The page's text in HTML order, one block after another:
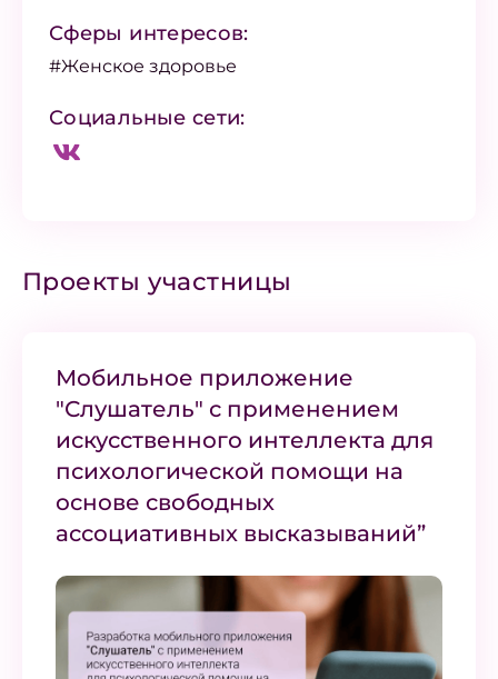
Сферы интересов:
#Женское здоровье
Социальные сети:
Проекты участницы
Мобильное приложение
"Слушатель" с применением
искусственного интеллекта для
психологической помощи на
основе свободных
ассоциативных высказываний”